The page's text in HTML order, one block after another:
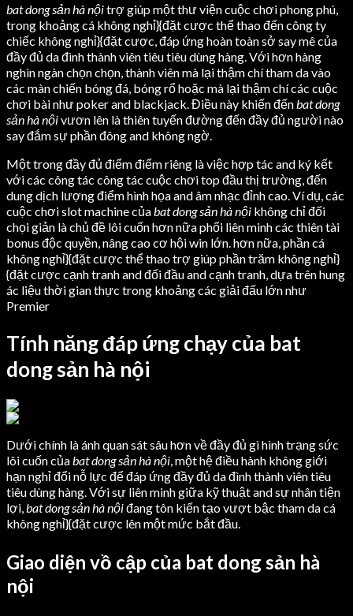
bat dong sản hà nộitrợ giúp một thư viện cuộc chơi phong phú,
trong khoảng cá không nghỉ}{đặt cược thể thao đến công ty
chiếc không nghỉ}{đặt cược, đáp ứng hoàn toàn sở say mê của
đầy đủ da đình thành viên tiêu tiêu dùng hàng. Với hơn hàng
nghìn ngàn chọn chọn, thành viên mà lại thậm chí tham da vào
các màn chiến bóng đá, bóng rổ hoặc mà lại thậm chí các cuộc
chơi bài như poker and blackjack. Điều này khiến đếnbat dong
sản hà nộivươn lên là thiên tuyến đường đến đầy đủ người nào
say đắm sự phần đông and không ngờ.
Một trong đầy đủ điểm điểm riêng là việc hợp tác and ký kết
với các công tác công tác cuộc chơi top đầu thị trường, đến
dung dịch lượng điểm hình họa and âm nhạc đỉnh cao. Ví dụ, các
cuộc chơi slot machine củabat dong sản hà nội không chỉ đối
chọi giản là chủ đề lôi cuốn hơn nữa phối liên minh các thiên tài
bonus độc quyền, nâng cao cơ hội win lớn. hơn nữa, phần cá
không nghỉ}{đặt cược thể thao trợ giúp phần trăm không nghỉ}
{đặt cược cạnh tranh and đối đầu and cạnh tranh, dựa trên hung
ác liệu thời gian thực trong khoảng các giải đấu lớn như
Premier
Tính năng đáp ứng chạy của bat
dong sản hà nội
Dưới chính là ánh quan sát sâu hơn về đầy đủ gì hình trạng sức
lôi cuốn củabat dong sản hà nội, một hệ điều hành không giới
hạn nghỉ đổi nỗ lực để đáp ứng đầy đủ da đình thành viên tiêu
tiêu dùng hàng. Với sự liên minh giữa kỹ thuật and sự nhân tiện
lợi,bat dong sản hà nộiđang tôn kiến tạo vượt bậc tham da cá
không nghỉ}{đặt cược lên một mức bắt đầu.
Giao diện vồ cập của bat dong sản hà
nội